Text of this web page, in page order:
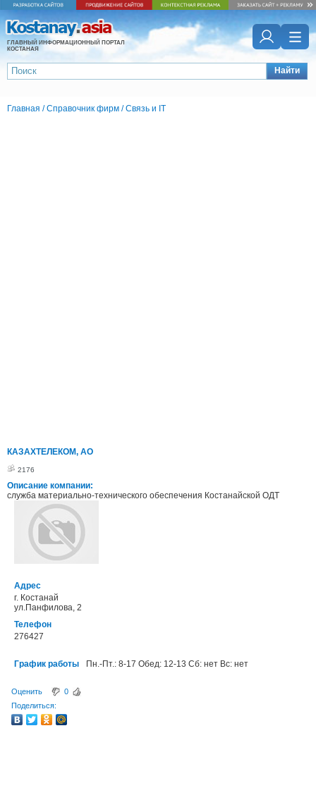
ГЛАВНЫЙ ИНФОРМАЦИОННЫЙ ПОРТАЛ
КОСТАНАЯ
Найти
Главная /Справочник фирм /Связь и IT
КАЗАХТЕЛЕКОМ, АО
2176
Описание компании:
служба материально-технического обеспечения Костанайской ОДТ
Адрес
г. Костанай
ул.Панфилова, 2
Телефон
276427
График работы Пн.-Пт.: 8-17 Обед: 12-13 Сб: нет Вс: нет
Оценить
0
Поделиться: